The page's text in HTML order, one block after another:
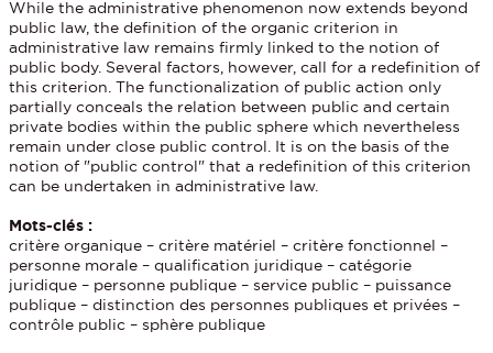
While the administrative phenomenon now extends beyond
public law, the definition of the organic criterion in
administrative law remains firmly linked to the notion of
public body. Several factors, however, call for a redefinition of
this criterion. The functionalization of public action only
partially conceals the relation between public and certain
private bodies within the public sphere which nevertheless
remain under close public control. It is on the basis of the
notion of "public control" that a redefinition of this criterion
can be undertaken in administrative law.
Mots-clés :
critère organique – critère matériel – critère fonctionnel –
personne morale – qualification juridique – catégorie
juridique – personne publique – service public – puissance
publique – distinction des personnes publiques et privées –
contrôle public – sphère publique